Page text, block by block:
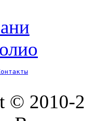
© 2010-